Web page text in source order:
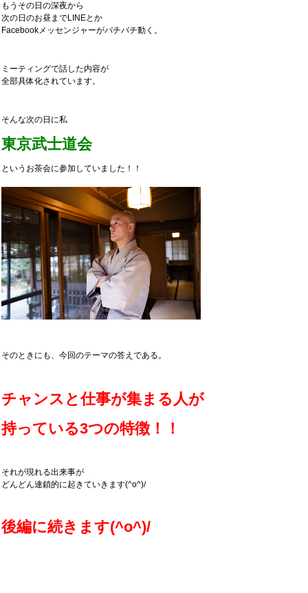
もうその日の深夜から
次の日のお昼までLINEとか
Facebookメッセンジャーがバチバチ動く。
ミーティングで話した内容が
全部具体化されています。
そんな次の日に私
東京武士道会
というお茶会に参加していました！！
そのときにも、今回のテーマの答えである。
チャンスと仕事が集まる人が
持っている3つの特徴！！
それが現れる出来事が
どんどん連鎖的に起きていきます(^o^)/
後編に続きます(^o^)/